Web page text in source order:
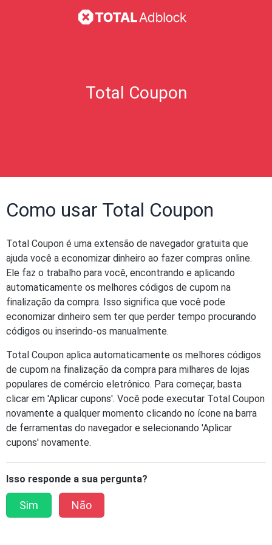
Total Coupon
Como usar Total Coupon
Total Coupon é uma extensão de navegador gratuita que
ajuda você a economizar dinheiro ao fazer compras online.
Ele faz o trabalho para você, encontrando e aplicando
automaticamente os melhores códigos de cupom na
finalização da compra. Isso significa que você pode
economizar dinheiro sem ter que perder tempo procurando
códigos ou inserindo-os manualmente.
Total Coupon aplica automaticamente os melhores códigos
de cupom na finalização da compra para milhares de lojas
populares de comércio eletrônico. Para começar, basta
clicar em 'Aplicar cupons'. Você pode executar Total Coupon
novamente a qualquer momento clicando no ícone na barra
de ferramentas do navegador e selecionando 'Aplicar
cupons' novamente.
Isso responde a sua pergunta?
Sim Não